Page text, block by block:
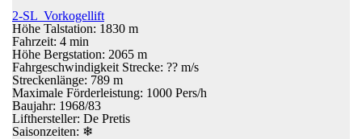
2-SL Vorkogellift
Höhe Talstation: 1830 m
Fahrzeit: 4 min
Höhe Bergstation: 2065 m
Fahrgeschwindigkeit Strecke: ?? m/s
Streckenlänge: 789 m
Maximale Förderleistung: 1000 Pers/h
Baujahr: 1968/83
Lifthersteller: De Pretis
Saisonzeiten: ❄